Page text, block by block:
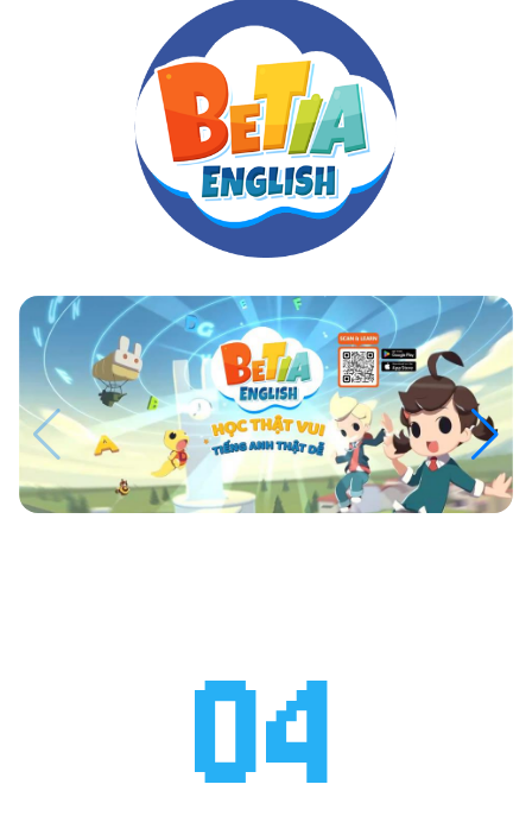
04